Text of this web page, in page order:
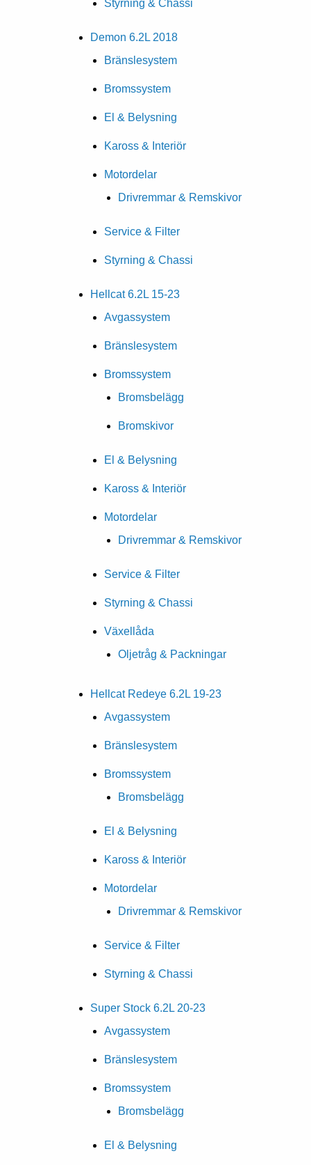
Styrning & Chassi
Demon 6.2L 2018
Bränslesystem
Bromssystem
El & Belysning
Kaross & Interiör
Motordelar
Drivremmar & Remskivor
Service & Filter
Styrning & Chassi
Hellcat 6.2L 15-23
Avgassystem
Bränslesystem
Bromssystem
Bromsbelägg
Bromskivor
El & Belysning
Kaross & Interiör
Motordelar
Drivremmar & Remskivor
Service & Filter
Styrning & Chassi
Växellåda
Oljetråg & Packningar
Hellcat Redeye 6.2L 19-23
Avgassystem
Bränslesystem
Bromssystem
Bromsbelägg
El & Belysning
Kaross & Interiör
Motordelar
Drivremmar & Remskivor
Service & Filter
Styrning & Chassi
Super Stock 6.2L 20-23
Avgassystem
Bränslesystem
Bromssystem
Bromsbelägg
El & Belysning